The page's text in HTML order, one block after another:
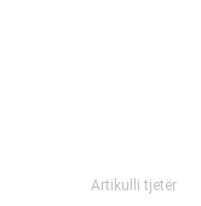
Artikulli tjetër